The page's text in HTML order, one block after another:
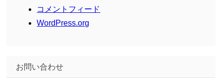
コメントフィード
WordPress.org
お問い合わせ